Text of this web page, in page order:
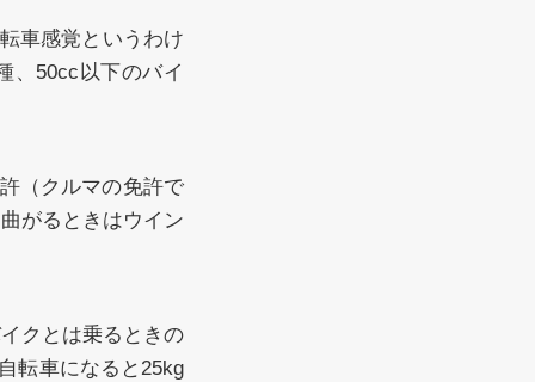
車感覚というわけ
、50cc以下のバイ
（クルマの免許で
がるときはウイン
クとは乗るときの
転車になると25kg